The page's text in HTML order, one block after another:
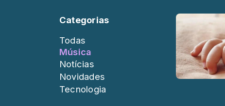
Categorias
Todas
Música
Notícias
Novidades
Tecnologia